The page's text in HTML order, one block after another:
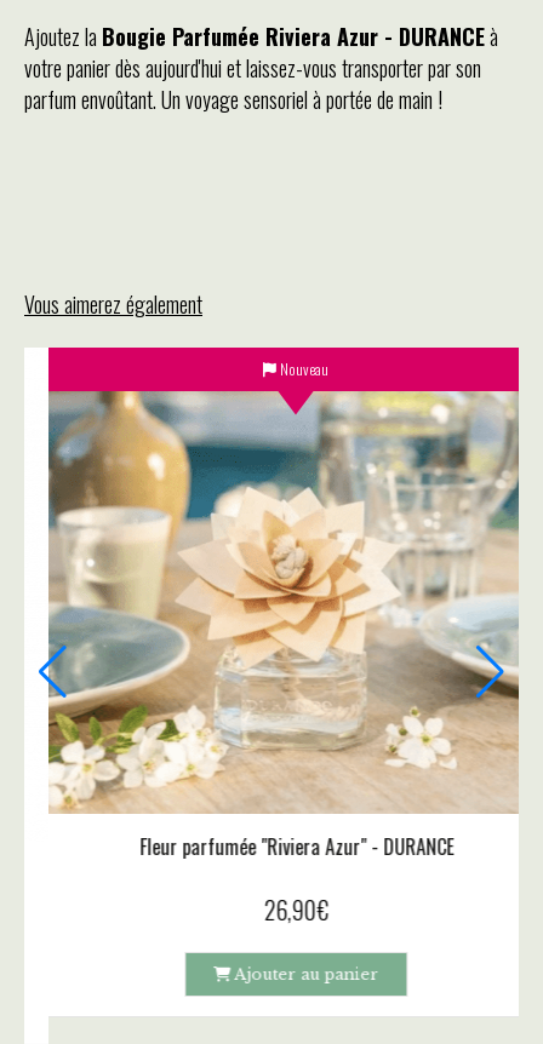
Ajoutez la Bougie Parfumée Riviera Azur - DURANCEà
votre panier dès aujourd'hui et laissez-vous transporter par son
parfum envoûtant. Un voyage sensoriel à portée de main !
Vous aimerez également
parfumée "Santal Velours" - DURANCE
Ajouter au panier